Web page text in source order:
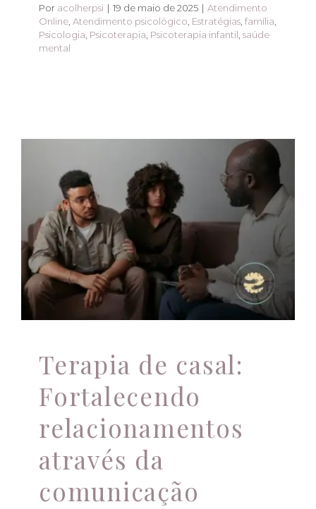
Por acolherpsi | 19 de maio de 2025 | Atendimento
Online, Atendimento psicológico, Estratégias, família,
Psicologia, Psicoterapia, Psicoterapia infantil, saúde
mental
Terapia de casal:
Fortalecendo
relacionamentos
através da
comunicação
A mente sente Apoio profissional
Atendimento
Online Atendimento psicológico
Estratégias
família Psicologia Psicoterapia
saúde mental
Terapia de casal
Terapia de casal:
Fortalecendo
relacionamentos
através da
comunicação